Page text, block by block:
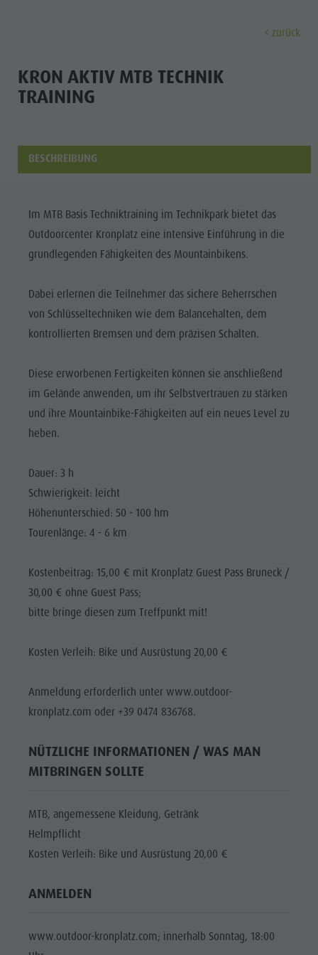
MUSEEN
SEHENSWÜRDIGKEITEN
UMGEBUNG
TRADITION &
HANDWERK
Wellness
Familie &
Kinder
Info A-Z
Museen
Orte & Umgebung
Alle Events
Wellness
Info A-Z
Wochenprogramm
Themenwege
Klettern
Paragleiten
Rafting & Canyoning
Reiten
Schwimmen
Tourenübersicht
Urlaub buchen
Mobilität vor Ort
Webcams
Wetter
Newsletter
Katalogservice
Urlaub mit Hund
Pilze sammeln
Kronplatz Doctor Service
Bruneck Stadt
Stadtführungen
Must-sees
Trainingslager
zurück
KRON AKTIV MTB TECHNIK
TRAINING
BESCHREIBUNG
Im MTB Basis Techniktraining im Technikpark bietet das
Outdoorcenter Kronplatz eine intensive Einführung in die
grundlegenden Fähigkeiten des Mountainbikens.
Dabei erlernen die Teilnehmer das sichere Beherrschen
von Schlüsseltechniken wie dem Balancehalten, dem
kontrollierten Bremsen und dem präzisen Schalten.
Diese erworbenen Fertigkeiten können sie anschließend
im Gelände anwenden, um ihr Selbstvertrauen zu stärken
und ihre Mountainbike-Fähigkeiten auf ein neues Level zu
heben.
Dauer: 3 h
Schwierigkeit: leicht
Höhenunterschied: 50 - 100 hm
Tourenlänge: 4 - 6 km
Kostenbeitrag: 15,00 € mit Kronplatz Guest Pass Bruneck /
30,00 € ohne Guest Pass;
bitte bringe diesen zum Treffpunkt mit!
Kosten Verleih: Bike und Ausrüstung 20,00 €
Anmeldung erforderlich unter www.outdoor-
kronplatz.com oder +39 0474 836768.
NÜTZLICHE INFORMATIONEN / WAS MAN
MITBRINGEN SOLLTE
MTB, angemessene Kleidung, Getränk
Helmpflicht
Kosten Verleih: Bike und Ausrüstung 20,00 €
ANMELDEN
www.outdoor-kronplatz.com; innerhalb Sonntag, 18:00